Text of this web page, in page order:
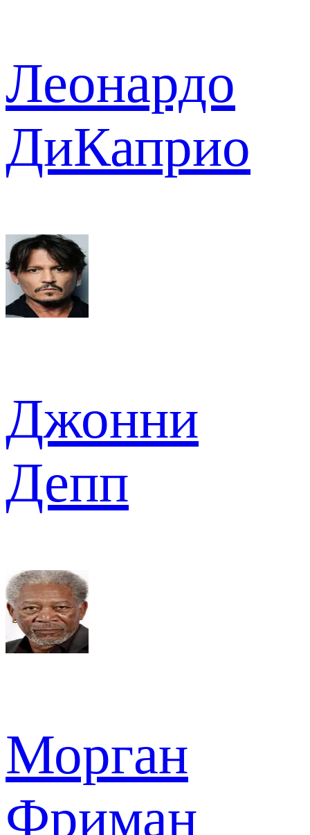
Леонардо
ДиКаприо
Джонни
Депп
Морган
Фриман